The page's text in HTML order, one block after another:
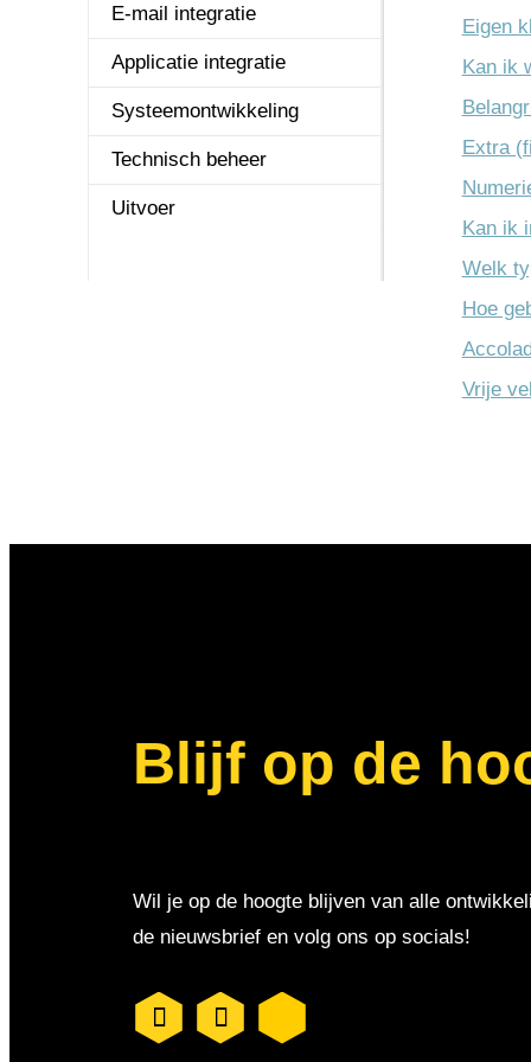
E-mail integratie
Applicatie integratie
Systeemontwikkeling
Technisch beheer
Uitvoer
Facturering
Elektronische
Grootboek
Budgetten-
Afsluitingen
Logistiek
Online Samenwerken
Projecten
REST API
Service & onderhoud
Eigen
Kan ik
Extra
Kan ik
Welk
Hoe
Vrije
Blijf op de
Wil je op de hoogte blijven van alle
de nieuwsbrief en volg ons op socials!